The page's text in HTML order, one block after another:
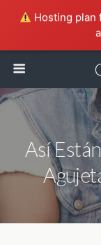
Hosting plan
Así